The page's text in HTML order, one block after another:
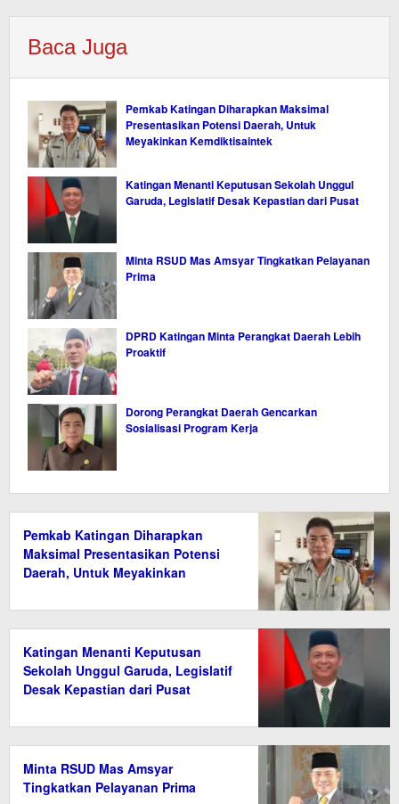
Baca Juga
Pemkab Katingan Diharapkan Maksimal
Presentasikan Potensi Daerah, Untuk
Meyakinkan Kemdiktisaintek
Katingan Menanti Keputusan Sekolah Unggul
Garuda, Legislatif Desak Kepastian dari Pusat
Minta RSUD Mas Amsyar Tingkatkan Pelayanan
Prima
DPRD Katingan Minta Perangkat Daerah Lebih
Proaktif
Dorong Perangkat Daerah Gencarkan
Sosialisasi Program Kerja
Pemkab Katingan Diharapkan
Maksimal Presentasikan Potensi
Daerah, Untuk Meyakinkan
Katingan Menanti Keputusan
Sekolah Unggul Garuda, Legislatif
Desak Kepastian dari Pusat
Minta RSUD Mas Amsyar
Tingkatkan Pelayanan Prima